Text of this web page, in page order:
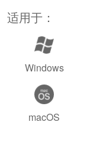
适用于：
Windows
macOS